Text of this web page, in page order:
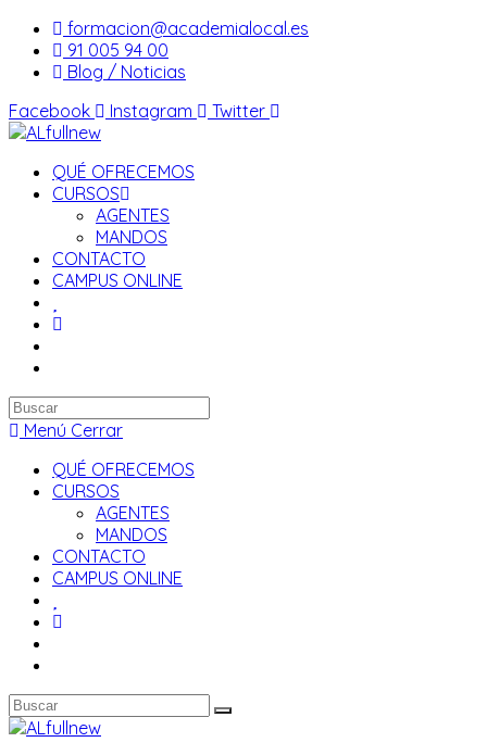
Saltar
contenido
formacion@academialocal.es
91 005 94 00
Blog / Noticias
Facebook
Instagram Twitter
QUÉ OFRECEMOS
CURSOS
AGENTES
MANDOS
CONTACTO
CAMPUS ONLINE
Buscar
en
web
Menú Cerrar
QUÉ OFRECEMOS
CURSOS
AGENTES
MANDOS
CONTACTO
CAMPUS ONLINE